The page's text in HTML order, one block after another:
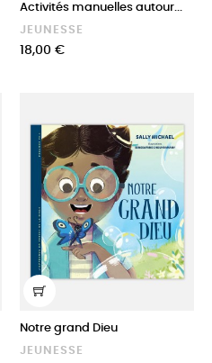
Activités manuelles autour...
JEUNESSE
Prix
18,00 €
Notre grand Dieu
JEUNESSE